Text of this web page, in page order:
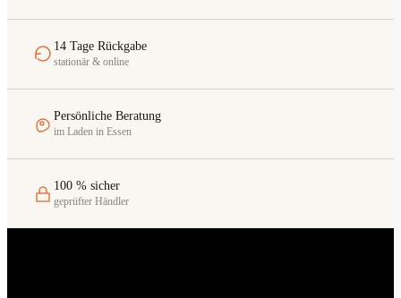
14 Tage Rückgabe
stationär & online
Persönliche Beratung
im Laden in Essen
100 % sicher
geprüfter Händler